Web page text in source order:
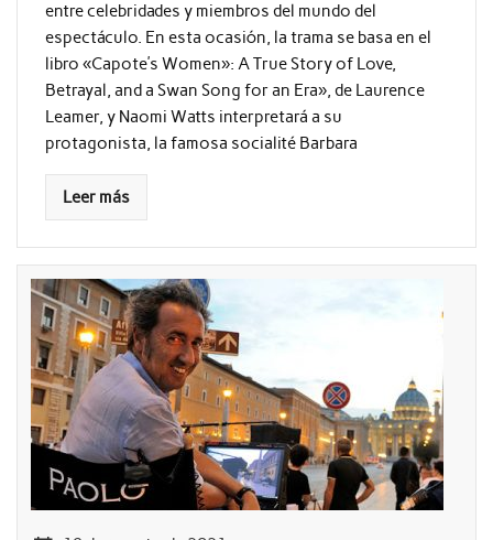
entre celebridades y miembros del mundo del
espectáculo. En esta ocasión, la trama se basa en el
libro «Capote’s Women»: A True Story of Love,
Betrayal, and a Swan Song for an Era», de Laurence
Leamer, y Naomi Watts interpretará a su
protagonista, la famosa socialité Barbara
Leer más